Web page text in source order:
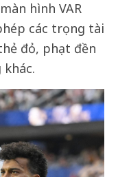
hình VAR
các trọng tài
đỏ, phạt đền